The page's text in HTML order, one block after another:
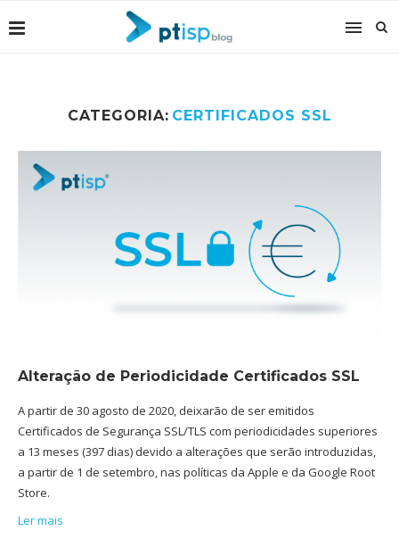
CATEGORIA: CERTIFICADOS SSL
Alteração de Periodicidade Certificados SSL
A partir de 30 agosto de 2020, deixarão de ser emitidos
Certificados de Segurança SSL/TLS com periodicidades superiores
a 13 meses (397 dias) devido a alterações que serão introduzidas,
a partir de 1 de setembro, nas políticas da Apple e da Google Root
Store.
Ler mais